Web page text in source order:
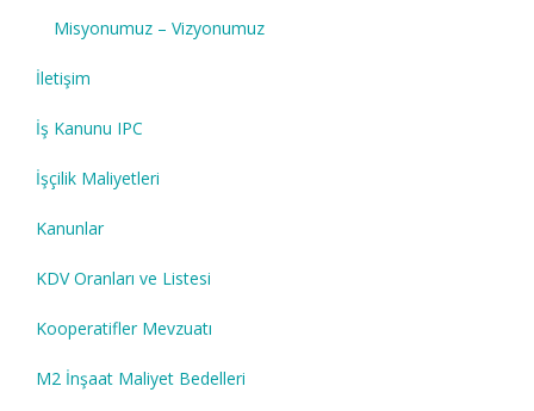
Misyonumuz – Vizyonumuz
İletişim
İş Kanunu IPC
İşçilik Maliyetleri
Kanunlar
KDV Oranları ve Listesi
Kooperatifler Mevzuatı
M2 İnşaat Maliyet Bedelleri